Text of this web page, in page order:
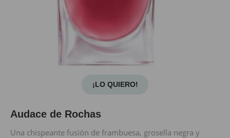
¡LO QUIERO!
Audace de Rochas
Una chispeante fusión de frambuesa, grosella negra y